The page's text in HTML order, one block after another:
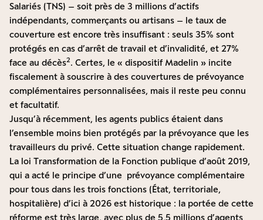
Salariés (TNS) – soit près de 3 millions d’actifs
indépendants, commerçants ou artisans – le taux de
couverture est encore très insuffisant : seuls 35% sont
protégés en cas d’arrêt de travail et d’invalidité, et 27%
face au décès2. Certes, le « dispositif Madelin » incite
fiscalement à souscrire à des couvertures de prévoyance
complémentaires personnalisées, mais il reste peu connu
et facultatif.
Jusqu’à récemment, les agents publics étaient dans
l’ensemble moins bien protégés par la prévoyance que les
travailleurs du privé. Cette situation change rapidement.
La loi Transformation de la Fonction publique d’août 2019,
qui a acté le principe d’une prévoyance complémentaire
pour tous dans les trois fonctions (État, territoriale,
hospitalière) d’ici à 2026 est historique : la portée de cette
réforme est très large, avec plus de 5,5 millions d’agents